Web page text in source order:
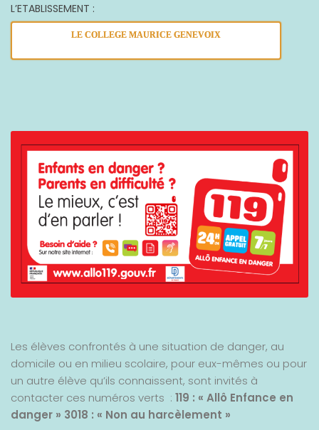
L’ETABLISSEMENT :
LE COLLEGE MAURICE GENEVOIX
Les élèves confrontés à une situation de danger, au
domicile ou en milieu scolaire, pour eux-mêmes ou pour
un autre élève qu’ils connaissent, sont invités à
contacter ces numéros verts : 119 : « Allô Enfance en
danger » 3018 : « Non au harcèlement »